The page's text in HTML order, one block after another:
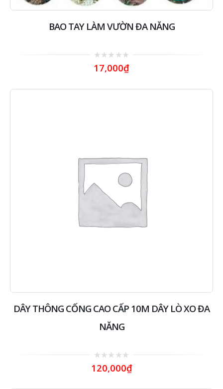
BAO TAY LÀM VƯỜN ĐA NĂNG
0
out
17,000₫
DÂY THÔNG CỐNG CAO CẤP 10M DÂY LÒ XO ĐA
NĂNG
0
out
120,000₫